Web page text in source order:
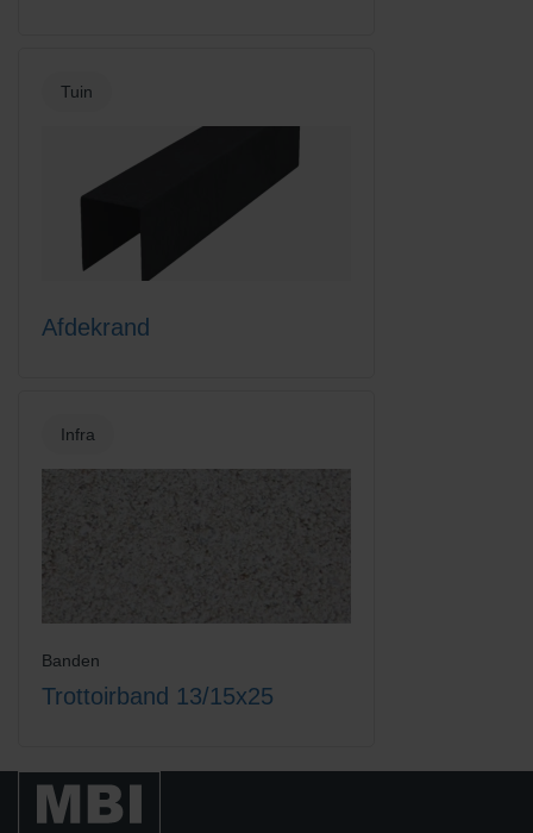
Tuin
Afdekrand
Infra
Banden
Trottoirband 13/15x25